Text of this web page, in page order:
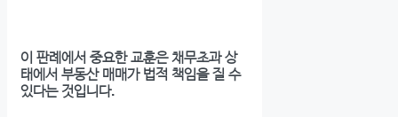
이 판례에서 중요한 교훈은 채무초과 상
태에서 부동산 매매가 법적 책임을 질 수
있다는 것입니다.